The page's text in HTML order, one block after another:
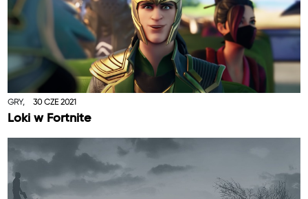
GRY, 30 CZE 2021
Loki w Fortnite